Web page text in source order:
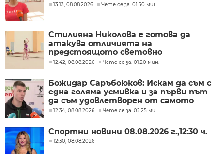
13:13, 08.08.2026 Чете се за: 01:50 мин.
Стилияна Николова е готова да
атакува отличията на
предстоящото световно
първенство по художествена
12:42, 08.08.2026 Чете се за: 01:20 мин.
Божидар Саръбоюков: Искам да съм с
една голяма усмивка и за първи път
да съм удовлетворен от самото
състезание
12:34, 08.08.2026 Чете се за: 02:25 мин.
Спортни новини 08.08.2026 г.,12:30 ч.
12:30, 08.08.2026